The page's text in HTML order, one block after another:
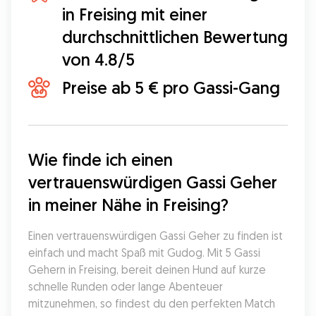
in Freising mit einer
durchschnittlichen Bewertung
von 4.8/5
Preise ab 5 € pro Gassi-Gang
Wie finde ich einen
vertrauenswürdigen Gassi Geher
in meiner Nähe in Freising?
Einen vertrauenswürdigen Gassi Geher zu finden ist
einfach und macht Spaß mit Gudog. Mit 5 Gassi
Gehern in Freising, bereit deinen Hund auf kurze
schnelle Runden oder lange Abenteuer
mitzunehmen, so findest du den perfekten Match